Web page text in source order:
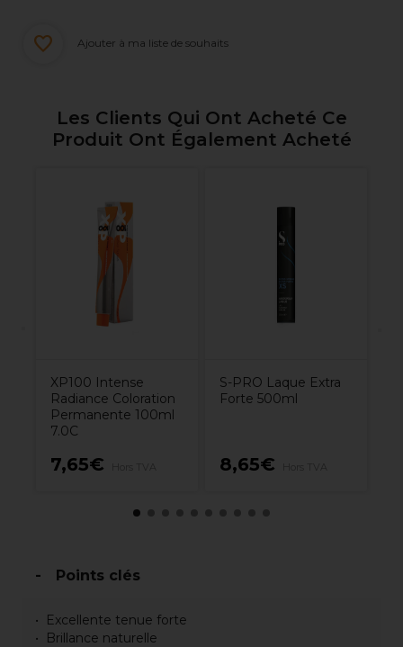
Ajouter à ma liste de souhaits
Les Clients Qui Ont Acheté Ce
Produit Ont Également Acheté
XP100 Intense
Radiance Coloration
Permanente 100ml
7.0C
7,65€
S-PRO Laque Extra
Forte 500ml
8,65€
Points clés
Excellente tenue forte
Brillance naturelle